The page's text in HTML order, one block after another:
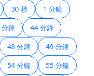
30 秒 1 分鐘
分鐘 44 分鐘
48 分鐘 49 分鐘
54 分鐘 55 分鐘